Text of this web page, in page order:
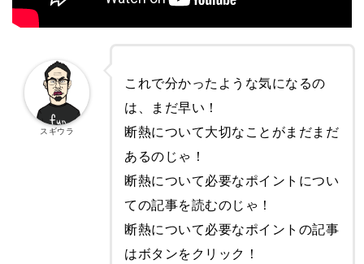
これで分かったような気になるの
は、まだ早い！
断熱について大切なことがまだまだ
あるのじゃ！
断熱について必要なポイントについ
ての記事を読むのじゃ！
断熱について必要なポイントの記事
はボタンをクリック！
スギウラ